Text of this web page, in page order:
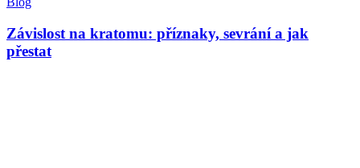
Závislost na kratomu: příznaky, sevrání a jak
přestat